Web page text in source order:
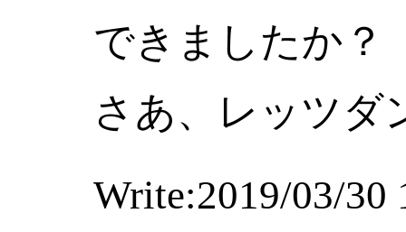
できましたか？
さあ、レッツダ
Write:2019/03/30